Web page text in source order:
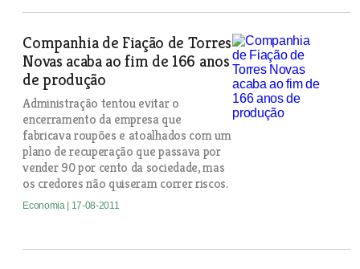
Companhia de Fiação de Torres
Novas acaba ao fim de 166 anos
de produção
Administração tentou evitar o
encerramento da empresa que
fabricava roupões e atoalhados com um
plano de recuperação que passava por
vender 90 por cento da sociedade, mas
os credores não quiseram correr riscos.
Economia | 17-08-2011